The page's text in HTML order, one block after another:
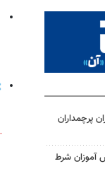
پرچمداران
آموزان شرط